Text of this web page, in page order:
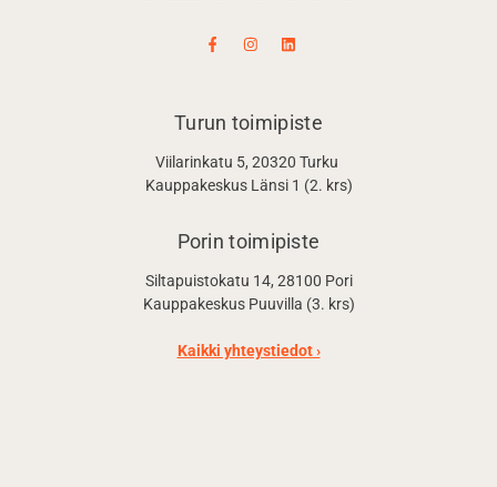
Turun toimipiste
Viilarinkatu 5, 20320 Turku
Kauppakeskus Länsi 1 (2. krs)
Porin toimipiste
Siltapuistokatu 14, 28100 Pori
Kauppakeskus Puuvilla (3. krs)
Kaikki yhteystiedot ›